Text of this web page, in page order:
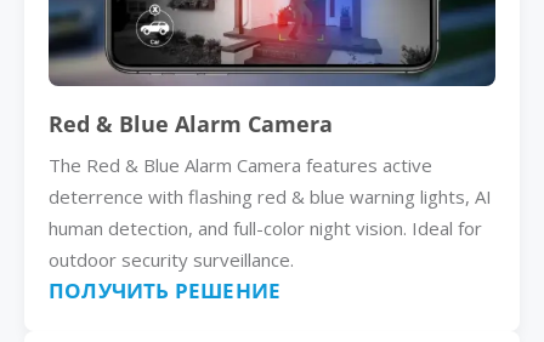
Red & Blue Alarm Camera
The Red & Blue Alarm Camera features active
deterrence with flashing red & blue warning lights, AI
human detection, and full-color night vision. Ideal for
outdoor security surveillance.
ПОЛУЧИТЬ РЕШЕНИЕ